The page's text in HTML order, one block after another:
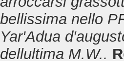
bellissima nello
Yar'Adua
dellultima M.W..